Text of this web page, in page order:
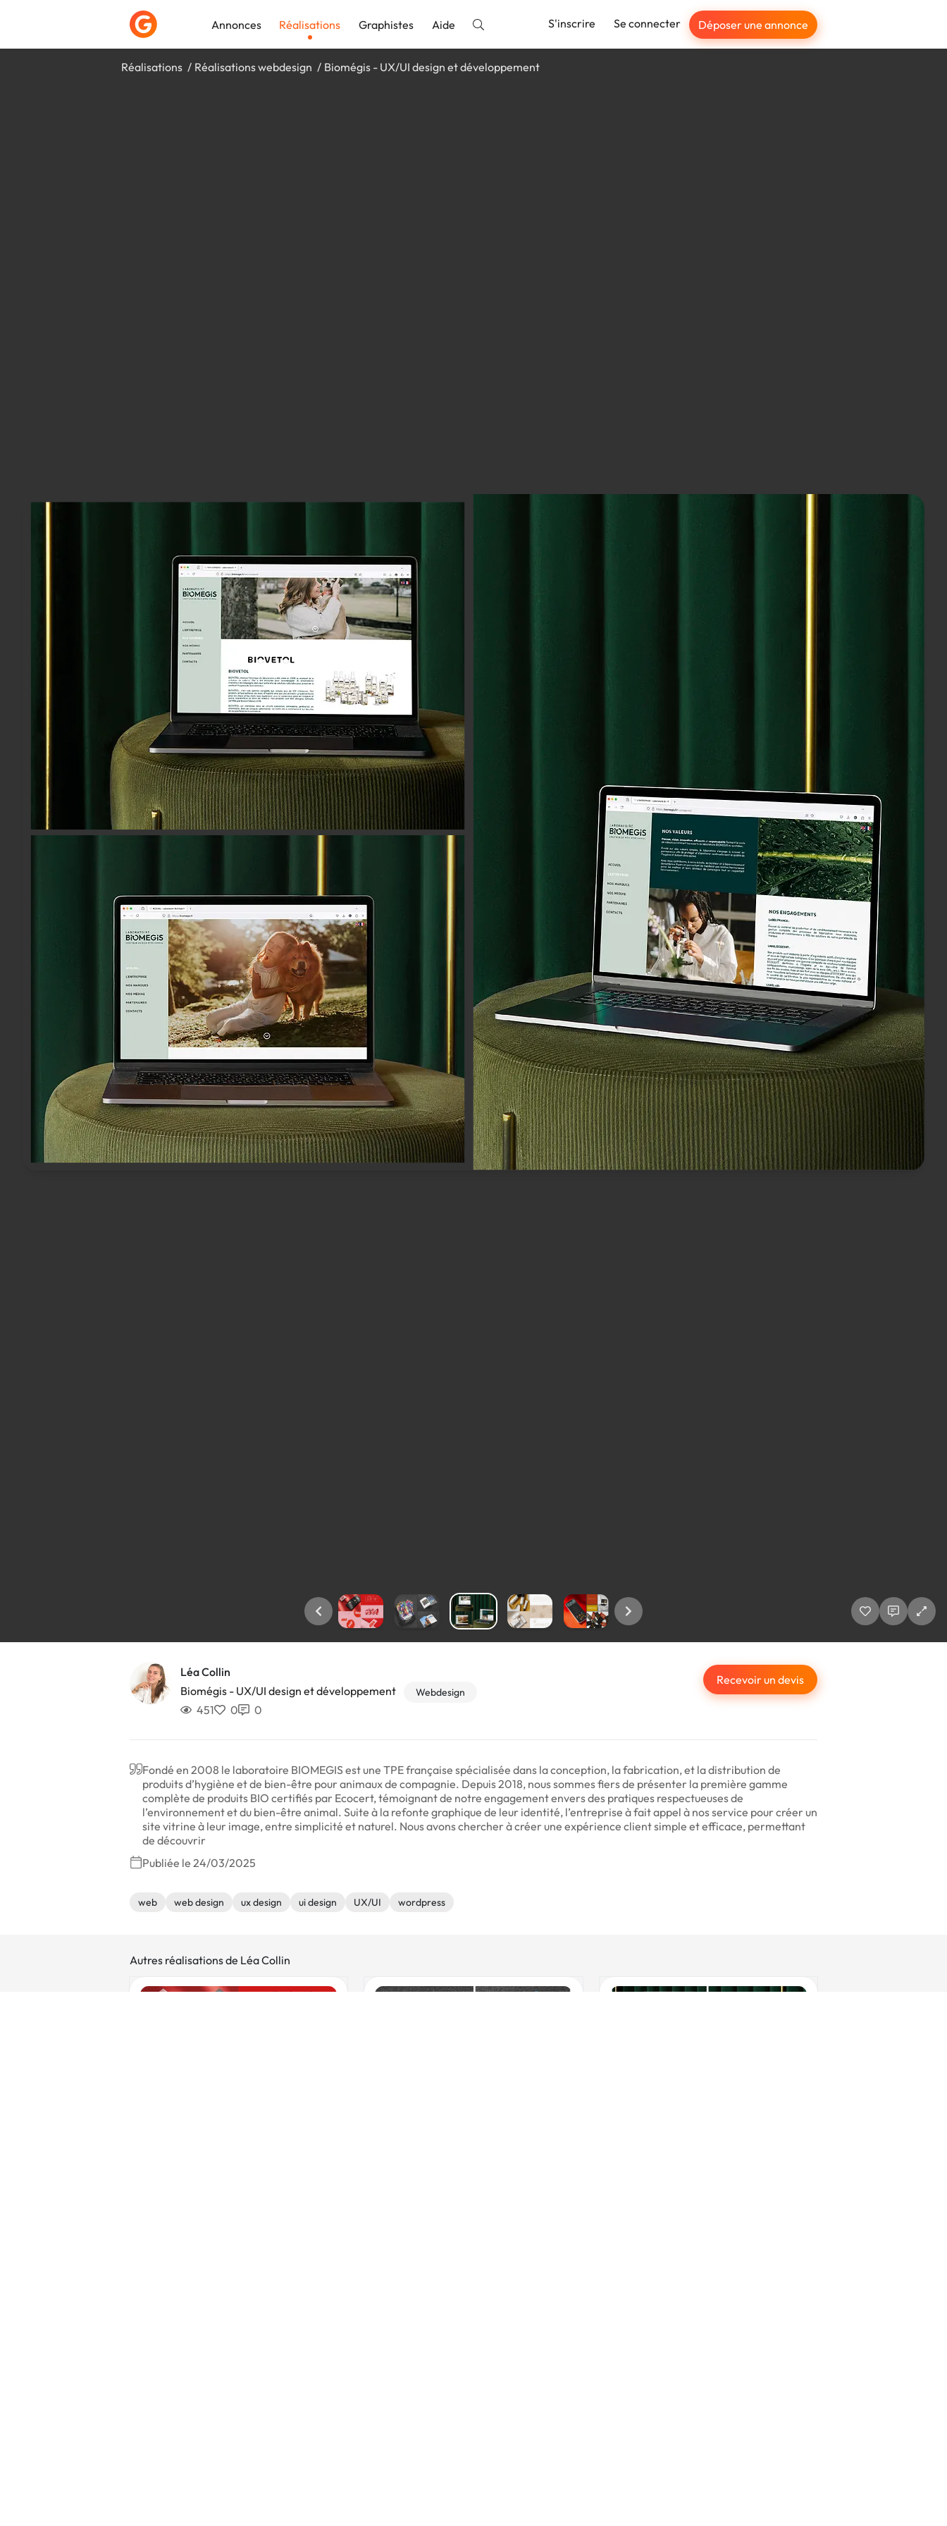
Annonces Réalisations Graphistes Aide S'inscrire Se connecter Déposer une annonce
Réalisations Réalisations webdesign Biomégis - UX/UI design et développement
Léa Collin
Biomégis - UX/UI design et développement
Webdesign
451 0 0
Recevoir un devis
Fondé en 2008 le laboratoire BIOMEGIS est une TPE française spécialisée dans la conception, la fabrication, et la distribution de
produits d’hygiène et de bien-être pour animaux de compagnie. Depuis 2018, nous sommes fiers de présenter la première gamme
complète de produits BIO certifiés par Ecocert, témoignant de notre engagement envers des pratiques respectueuses de
l’environnement et du bien-être animal. Suite à la refonte graphique de leur identité, l’entreprise à fait appel à nos service pour créer un
site vitrine à leur image, entre simplicité et naturel. Nous avons chercher à créer une expérience client simple et efficace, permettant
de découvrir
Publiée le 24/03/2025
web web design ux design ui design UX/UI wordpress
Autres réalisations de Léa Collin